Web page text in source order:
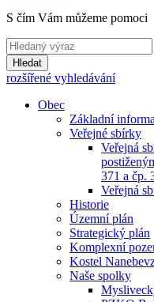
S čím Vám můžeme pomoci
Hledat
rozšířené vyhledávání
Obec
Základní
Veřejné sbírky
Veřejná
371 a čp.
Veřejná
Historie
Územní plán
Strategický plán
Komplexní
Kostel
Naše spolky